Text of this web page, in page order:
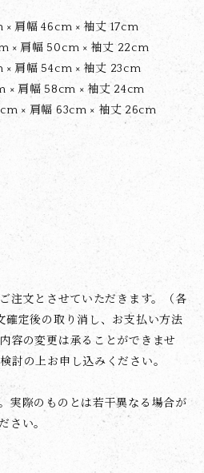
肩幅 46cm × 袖丈 17cm
× 肩幅 50cm × 袖丈 22cm
× 肩幅 54cm × 袖丈 23cm
× 肩幅 58cm × 袖丈 24cm
× 肩幅 63cm × 袖丈 26cm
注文とさせていただきます。（各
確定後の取り消し、お支払い方法
容の変更は承ることができませ
討の上お申し込みください。
実際のものとは若干異なる場合が
さい。